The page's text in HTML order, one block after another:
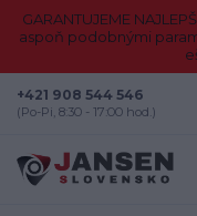
GARANTUJEME
aspoň podobnými
+421 908 544 546
(Po-Pi, 8:30 - 17:00 hod.)